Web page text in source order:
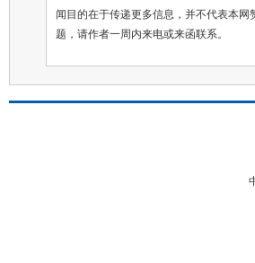
闻目的在于传递更多信息，并不代表本
题，请作者一周内来电或来函联系。